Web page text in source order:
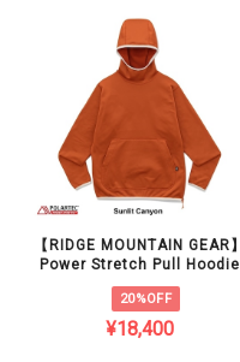
【RIDGE MOUNTAIN GEAR】
Power Stretch Pull Hoodie
20%OFF
¥18,400